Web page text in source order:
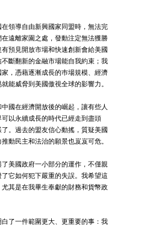
領導自由新興國家同盟時，無法完
遠離家園之處，發動注定無法獲勝
預見開放市場和快速創新會給美國
斷翻新的金融市場能自我約束；我
，憑藉逐漸成長的巿場規模、經濟
能威脅到美國傲視全球的影響力。
國在經濟開放後的崛起，讓有些人
以永續成長的時代已經走到盡頭
。過去的盟友信心動搖，質疑美國
動民主和法治的願景也岌岌可危。
美國政府一小部分的運作，不僅親
它如何犯下嚴重的失誤。我希望這
其是在我畢生奉獻的財務和貨幣政
了一件範圍更大、更重要的事：我